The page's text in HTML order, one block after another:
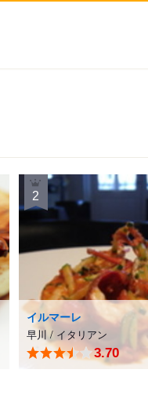
2
イルマーレ
早川 / イタリアン
3.70